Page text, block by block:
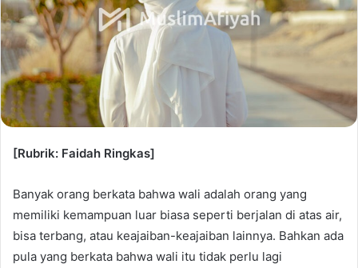
[Rubrik: Faidah Ringkas]
Banyak orang berkata bahwa wali adalah orang yang
memiliki kemampuan luar biasa seperti berjalan di atas air,
bisa terbang, atau keajaiban-keajaiban lainnya. Bahkan ada
pula yang berkata bahwa wali itu tidak perlu lagi